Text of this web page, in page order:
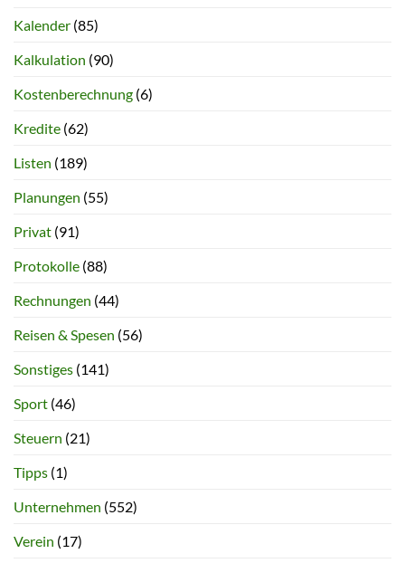
Kalender (85)
Kalkulation (90)
Kostenberechnung (6)
Kredite (62)
Listen (189)
Planungen (55)
Privat (91)
Protokolle (88)
Rechnungen (44)
Reisen & Spesen (56)
Sonstiges (141)
Sport (46)
Steuern (21)
Tipps (1)
Unternehmen (552)
Verein (17)